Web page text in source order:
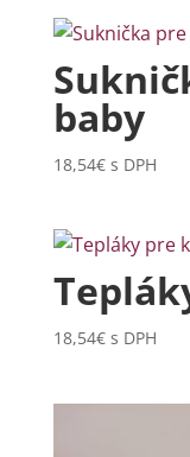
baby
18,54€ s DPH
18,54€ s DPH